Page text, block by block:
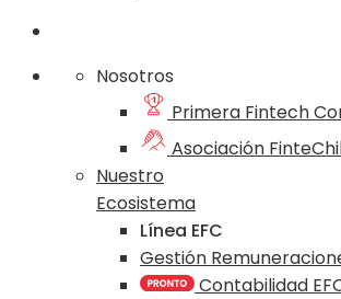
Nosotros
Primera Fintech
Asociación
Nuestro
Ecosistema
Línea EFC
Gestión
Contabilidad